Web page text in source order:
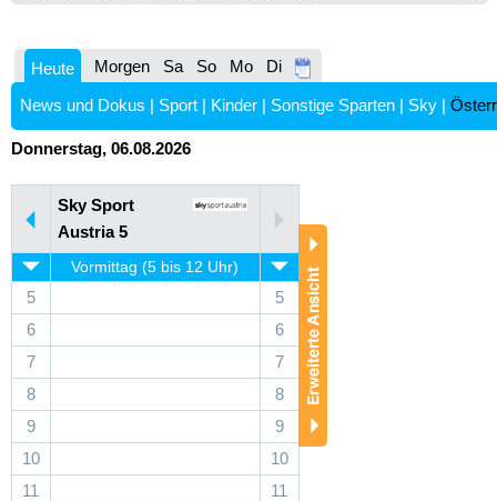
Heute Morgen Sa So Mo Di
News und Dokus | Sport | Kinder | Sonstige Sparten | Sky |
Donnerstag, 06.08.2026
Sky Sport
Austria 5
Vormittag (5 bis 12 Uhr)
5
5
6
6
7
7
8
8
9
9
10
10
11
11